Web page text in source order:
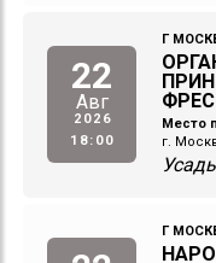
22
Авг
2026
18:00
Г
Место
г.
Г